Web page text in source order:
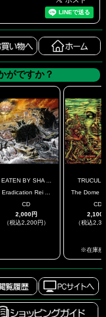
がですか？
EATEN BY SHA ...
Eradication Rei ...
CD
2,000円
（税込2,200円）
The Dome
CD
2,100
（税込
※在庫残